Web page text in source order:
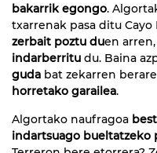
bakarrik egongo.
txarrenak pasa ditu Cayo
zerbait poztu duen arren,
indarberritu du. Baina
guda bat zekarren
horretako garailea.
Algortako naufragoa
indartsuago bueltatzeko